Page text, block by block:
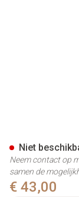
€ 43,00
Niet
Neem contact op
samen de